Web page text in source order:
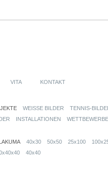
VITA KONTAKT
WEISSE BILDER
TENNIS-
INSTALLATIONEN WETTBEWERBE
40x30 50x50 25x100
40x40